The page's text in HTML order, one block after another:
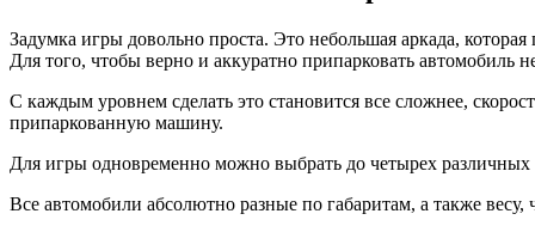
Задумка игры довольно проста. Это небольшая аркада,
Для того, чтобы верно и аккуратно припарковать автомобиль
С каждым уровнем сделать это становится все сложнее,
припаркованную машину.
Для игры одновременно можно выбрать до четырех
Все автомобили абсолютно разные по габаритам, а также весу,